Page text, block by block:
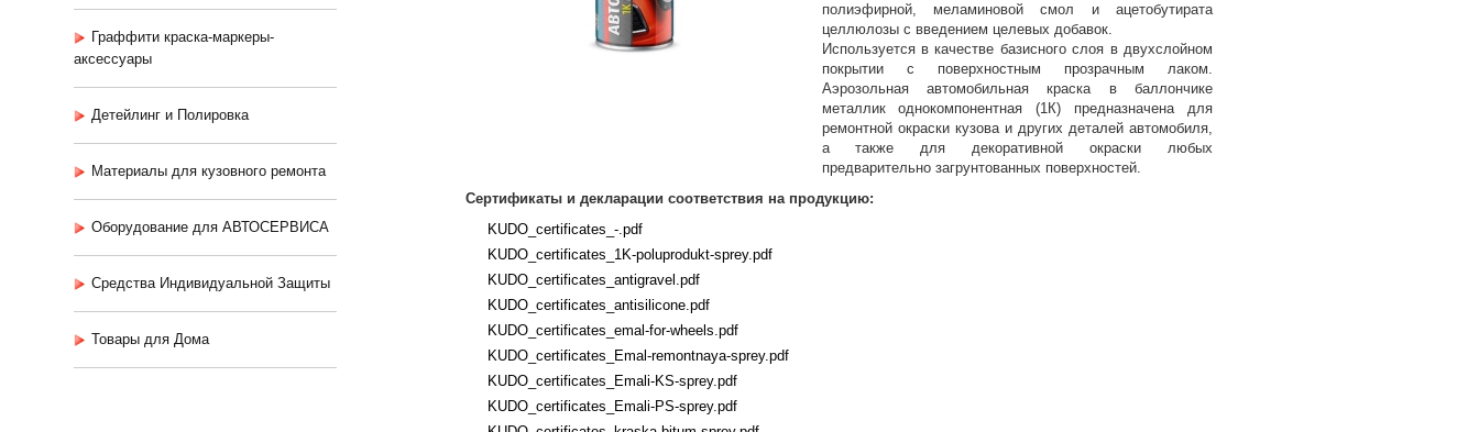
Граффити краска-маркеры-
аксессуары
Детейлинг и Полировка
Материалы для кузовного ремонта
Оборудование для АВТОСЕРВИСА
Средства Индивидуальной Защиты
Товары для Дома
полиэфирной, меламиновой смол и ацетобутирата
целлюлозы с введением целевых добавок.
Используется в качестве базисного слоя в двухслойном
покрытии с поверхностным прозрачным лаком.
Аэрозольная автомобильная краска в баллончике
металлик однокомпонентная (1К) предназначена для
ремонтной окраски кузова и других деталей автомобиля,
а также для декоративной окраски любых
предварительно загрунтованных поверхностей.
Сертификаты и декларации соответствия на продукцию:
KUDO_certificates_-.pdf
KUDO_certificates_1K-poluprodukt-sprey.pdf
KUDO_certificates_antigravel.pdf
KUDO_certificates_antisilicone.pdf
KUDO_certificates_emal-for-wheels.pdf
KUDO_certificates_Emal-remontnaya-sprey.pdf
KUDO_certificates_Emali-KS-sprey.pdf
KUDO_certificates_Emali-PS-sprey.pdf